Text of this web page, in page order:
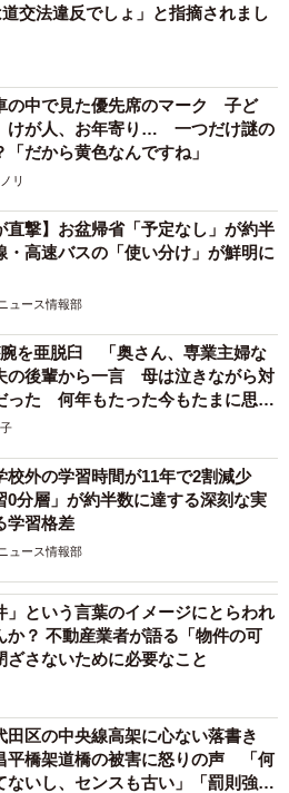
交法違反でしょ」と指摘されまし
の中で見た優先席のマーク 子ど
けが人、お年寄り… 一つだけ謎の
「だから黄色なんですね」
リ
直撃】お盆帰省「予定なし」が約半
高速バスの「使い分け」が鮮明に
ュース情報部
を亜脱臼 「奥さん、専業主婦な
の後輩から一言 母は泣きながら対
った 何年もたった今もたまに思い
校外の学習時間が11年で2割減少
0分層」が約半数に達する深刻な実
学習格差
ュース情報部
」という言葉のイメージにとらわれ
か？ 不動産業者が語る「物件の可
ざさないために必要なこと
田区の中央線高架に心ない落書き
平橋架道橋の被害に怒りの声 「何
ないし、センスも古い」「罰則強化